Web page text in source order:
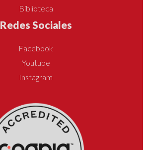
Biblioteca
Redes Sociales
Facebook
Youtube
Instagram